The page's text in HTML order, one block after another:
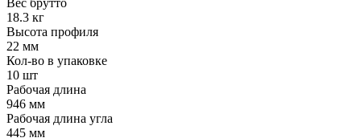
Вес брутто
18.3 кг
Высота профиля
22 мм
Кол-во в упаковке
10 шт
Рабочая длина
946 мм
Рабочая длина угла
445 мм